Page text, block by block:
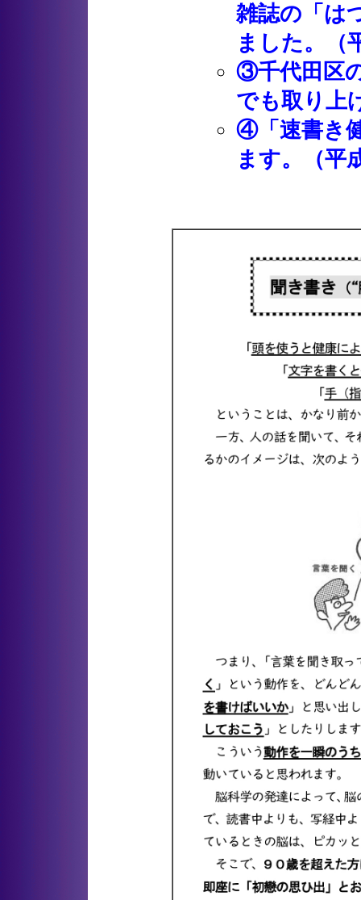
雑誌の「は
ました。（
③千代田区
でも取り上
④「速書き
ます。（平